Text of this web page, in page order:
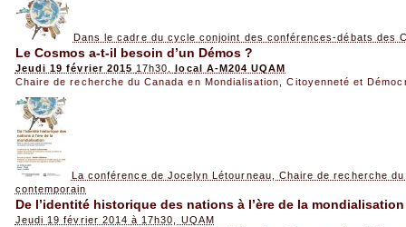
Dans le cadre du cycle conjoint des conférences-débats des
Le Cosmos a-t-il besoin d’un Démos ?
Jeudi 19 février 2015 17h30,local A-M204 UQAM
Chaire de recherche du Canada en Mondialisation, Citoyenneté et
La conférence de Jocelyn Létourneau, Chaire de recherche
contemporain
De l’identité historique des nations à l’ère de la mondialisation
Jeudi 19 février 2014 à 17h30, UQAM